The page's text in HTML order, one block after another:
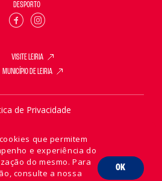
DESPORTO
VISITE LEIRIA
MUNICÍPIO DE LEIRIA
de Privacidade
© Leiria Agenda
que permitem
e experiência do
do mesmo. Para
consulte a nossa
OK